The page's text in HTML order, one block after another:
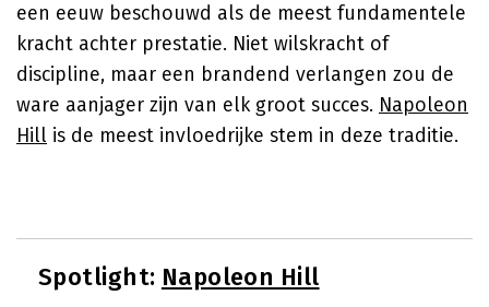
een eeuw beschouwd als de meest fundamentele
kracht achter prestatie. Niet wilskracht of
discipline, maar een brandend verlangen zou de
ware aanjager zijn van elk groot succes. Napoleon
Hill is de meest invloedrijke stem in deze traditie.
Spotlight: Napoleon Hill